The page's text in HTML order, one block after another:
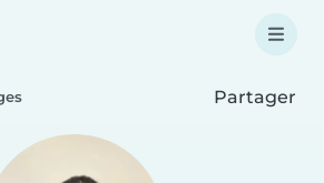
Partager